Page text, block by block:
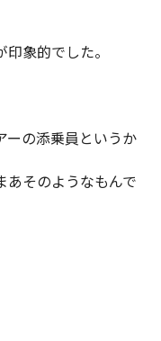
象的でした。
ーの添乗員というか
あそのようなもんで